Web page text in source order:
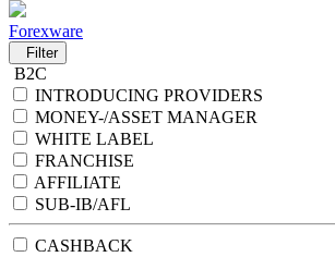
Forexware
Filter
B2C
INTRODUCING PROVIDERS
MONEY-/ASSET MANAGER
WHITE LABEL
FRANCHISE
AFFILIATE
SUB-IB/AFL
CASHBACK